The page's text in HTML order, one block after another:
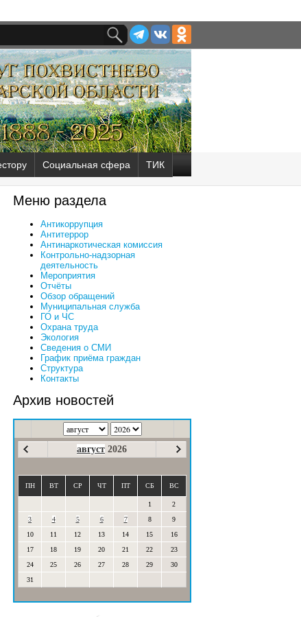
Социальная сфера ТИК
Меню раздела
Антикоррупция
Антитеррор
Антинаркотическая комиссия
Контрольно-надзорная
деятельность
Мероприятия
Отчёты
Обзор обращений
Муниципальная служба
ГО и ЧС
Охрана труда
Экология
Сведения о СМИ
График приёма граждан
Структура
Контакты
Архив новостей
август 2026
ПН ВТ СР ЧТ ПТ СБ ВС
1
2
3
4 5 6 7 8
9
10
11 12 13 14 15
16
17
18 19 20 21 22
23
24
25 26 27 28 29
30
31